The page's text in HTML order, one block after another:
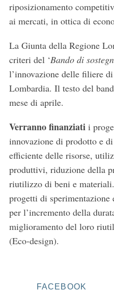
riposizionamento
ai mercati, in ottica di
La Giunta della Regione
criteri del ‘Bando di
l’innovazione delle filiere
Lombardia. Il testo del
mese di aprile.
Verranno finanziatii
innovazione di prodotto e
efficiente delle risorse,
produttivi, riduzione della
riutilizzo di beni e
progetti di
per l’incremento della
miglioramento del loro
(Eco-design).
FACEBOOK